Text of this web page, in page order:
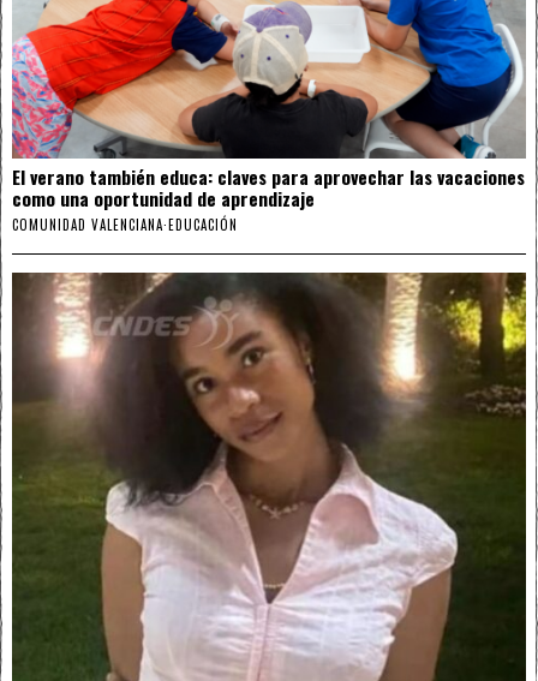
El verano también educa: claves para aprovechar las vacaciones
como una oportunidad de aprendizaje
COMUNIDAD VALENCIANA·EDUCACIÓN